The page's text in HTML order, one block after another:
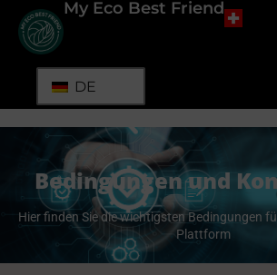
My Eco Best Friend
DE
Bedingungen und
Hier finden Sie die wichtigsten Bedingungen
Plattform